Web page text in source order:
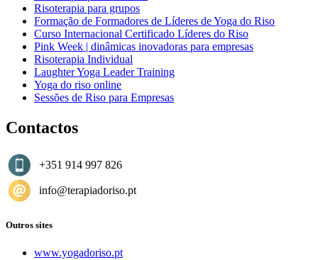
Risoterapia para grupos
Formação de Formadores de Líderes de Yoga do Riso
Curso Internacional Certificado Líderes do Riso
Pink Week | dinâmicas inovadoras para empresas
Risoterapia Individual
Laughter Yoga Leader Training
Yoga do riso online
Sessões de Riso para Empresas
Contactos
+351 914 997 826
info@terapiadoriso.pt
Outros sites
www.yogadoriso.pt